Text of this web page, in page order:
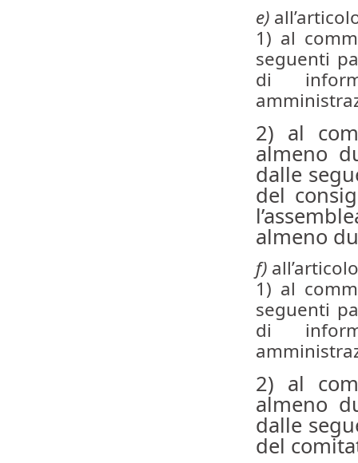
e)
1) al
seguenti
di
2) al
almeno
dalle
del
almeno
f)
1) al
seguenti
di
2) al
almeno
dalle
del